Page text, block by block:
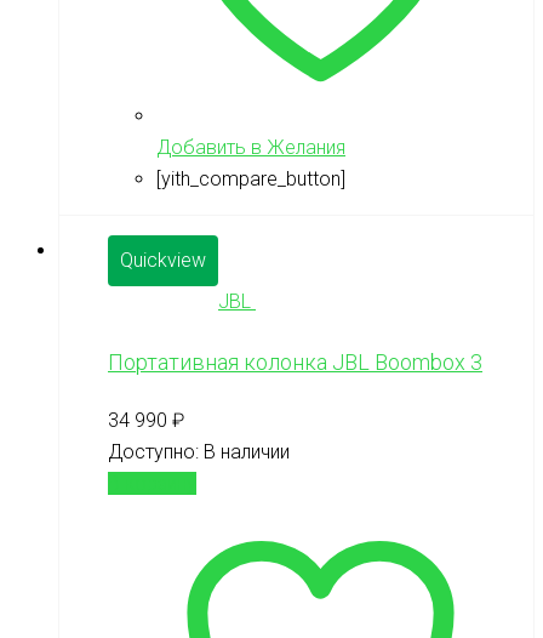
Добавить в Желания
[yith_compare_button]
Quickview
JBL
Портативная колонка JBL Boombox 3
34 990 ₽
Доступно: В наличии